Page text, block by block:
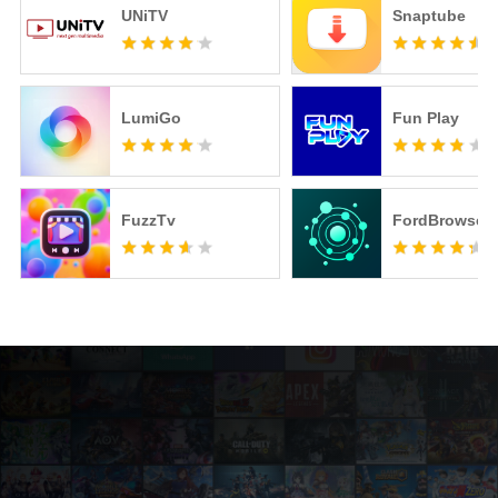
UNiTV
LumiGo
FuzzTv
Snaptube
Fun Play
FordBrowser